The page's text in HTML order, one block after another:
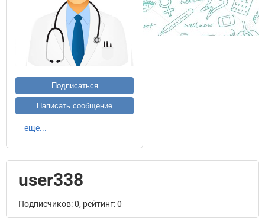
Подписаться
Написать сообщение
еще...
user338
Подписчиков: 0, рейтинг: 0